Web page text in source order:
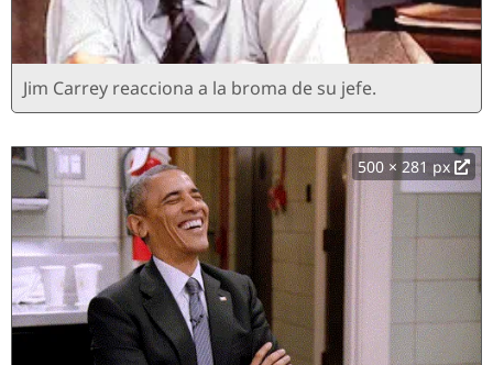
Jim Carrey reacciona a la broma de su jefe.
500 × 281 px